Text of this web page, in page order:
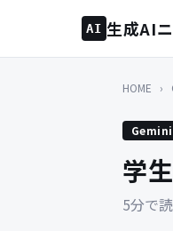
AI 生成AI
HOME ›
Gemini
学
5分で